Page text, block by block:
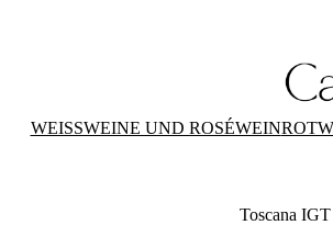
WEISSWEINE UND ROSÉWEIN
Toscana